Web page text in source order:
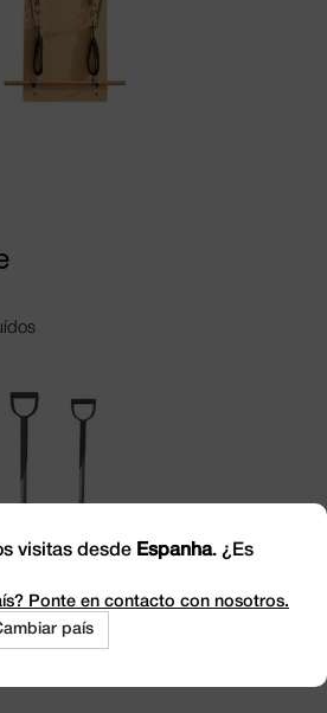
visitas desde Espanha. ¿Es
Ponte en contacto con nosotros.
país